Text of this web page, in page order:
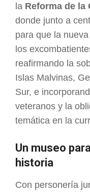
la Reforma de
donde junto a
para que la
los
reafirmando la
Islas Malvinas,
Sur, e
veteranos y la
temática en la
Un museo
historia
Con personería